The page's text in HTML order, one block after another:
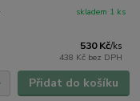
530 Kč/ks
438 Kč bez DPH
skladem 1 ks
Přidat do košíku